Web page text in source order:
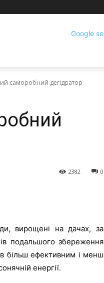
саморобний дегідратор
0
2382
вирощені на дачах, за
подальшого збереження
більш ефективним і менш
енергії.